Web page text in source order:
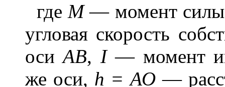
гдеМ— момент
угловая скорость
осиАВ, I— момент
же оси, h = АО—